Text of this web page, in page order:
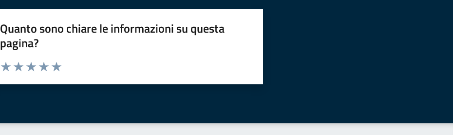
Quanto sono chiare le informazioni su questa
pagina?
Valuta da 1 a 5 stelle la pagina